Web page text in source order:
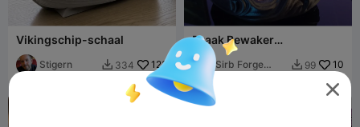
Vikingschip-schaal
Stigern  334 123
Draak Bewaker
Sleutelschaaltje
Sirb Forge
 99 10
